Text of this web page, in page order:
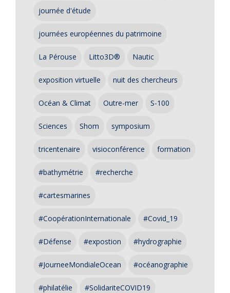
journée d'étude
journées européennes du patrimoine
La Pérouse Litto3D® Nautic
exposition virtuelle nuit des chercheurs
Océan & Climat Outre-mer S-100
Sciences Shom symposium
tricentenaire visioconférence formation
#bathymétrie #recherche
#cartesmarines
#CoopérationInternationale #Covid_19
#Défense #expostion #hydrographie
#JourneeMondialeOcean #océanographie
#philatélie #SolidariteCOVID19